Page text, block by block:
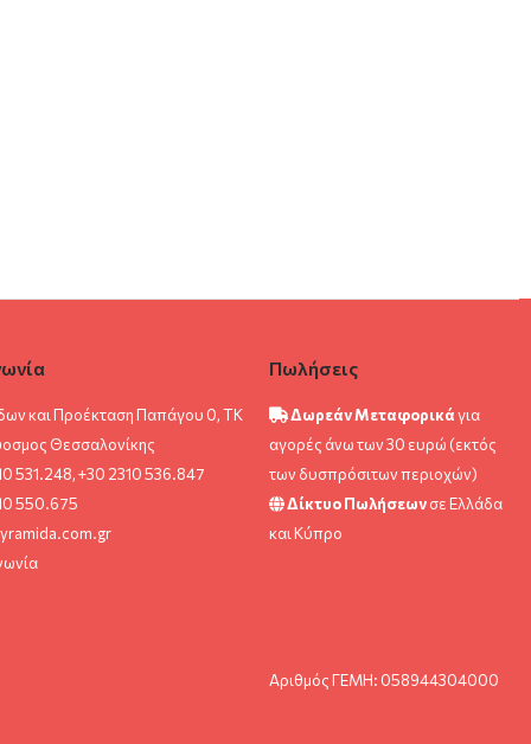
και Προέκταση Παπάγου 0, ΤΚ
Θεσσαλονίκης
531.248, +30 2310 536.847
550.675
Πωλήσεις
Δωρεάν Μεταφορικάγια
αγορές άνω των 30 ευρώ (εκτός
των δυσπρόσιτων περιοχών)
Δίκτυο Πωλήσεωνσε Ελλάδα
και Κύπρο
Αριθμός ΓΕΜΗ: 058944304000